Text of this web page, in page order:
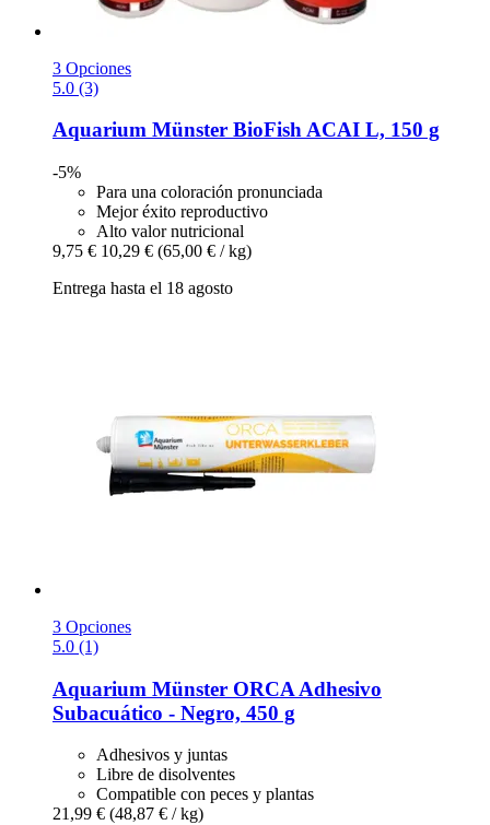
3 Opciones
5.0 (3)
Aquarium Münster BioFish ACAI L, 150 g
-5%
Para una coloración pronunciada
Mejor éxito reproductivo
Alto valor nutricional
9,75 € 10,29 € (65,00 € / kg)
Entrega hasta el 18 agosto
3 Opciones
5.0 (1)
Aquarium Münster ORCA Adhesivo
Subacuático -​ Negro, 450 g
Adhesivos y juntas
Libre de disolventes
Compatible con peces y plantas
21,99 € (48,87 € / kg)